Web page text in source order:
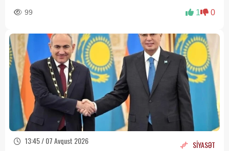
99 1 0
13:45 / 07 Avqust 2026 SİYASƏT